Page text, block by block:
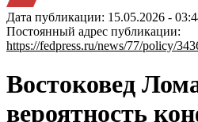
Дата публикации: 15.05.2026 -
Постоянный адрес публикации:
https://fedpress.ru/news/77/policy/
Востоковед
вероятность